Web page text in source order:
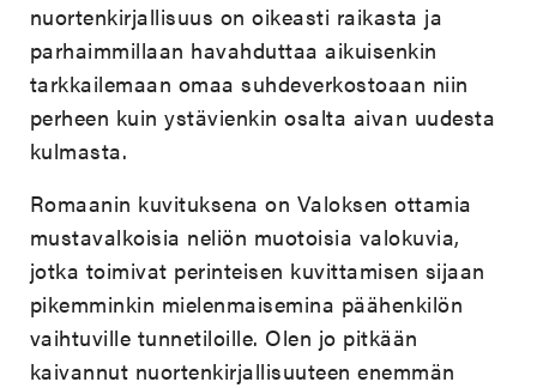
nuortenkirjallisuus on oikeasti raikasta ja
parhaimmillaan havahduttaa aikuisenkin
tarkkailemaan omaa suhdeverkostoaan niin
perheen kuin ystävienkin osalta aivan uudesta
kulmasta.
Romaanin kuvituksena on Valoksen ottamia
mustavalkoisia neliön muotoisia valokuvia,
jotka toimivat perinteisen kuvittamisen sijaan
pikemminkin mielenmaisemina päähenkilön
vaihtuville tunnetiloille. Olen jo pitkään
kaivannut nuortenkirjallisuuteen enemmän